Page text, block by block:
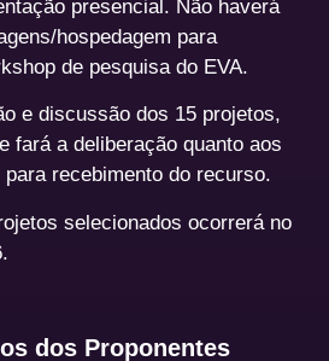
presencial. Não haverá
hospedagem para
de pesquisa do EVA.
e discussão dos 15 projetos,
fará a deliberação quanto aos
recebimento do recurso.
selecionados ocorrerá no
dos Proponentes